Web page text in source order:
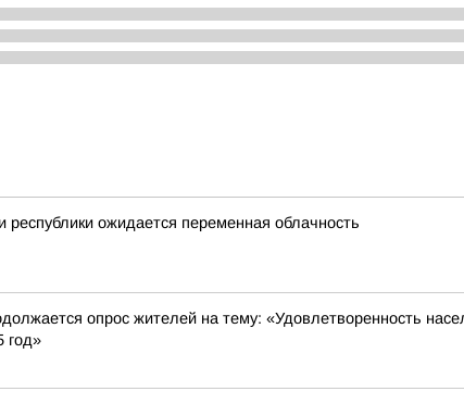
ожидается переменная облачность
опрос жителей на тему: «Удовлетворенность
год»